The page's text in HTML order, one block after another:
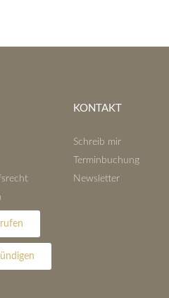
KONTAKT
Schreib mir
Terminbuchung
Newsletter